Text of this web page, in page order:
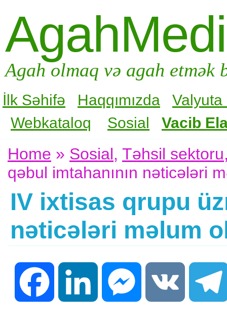
Agah olmaq və agah
İlk Səhifə Haqqımızda
Valyuta
Webkataloq
Sosial Vacib
Home » Sosial, Təhsil sektoru
qəbul imtahanının nəticələri
IV ixtisas qrupu
nəticələri məlum
Facebook LinkedIn Messenger VK